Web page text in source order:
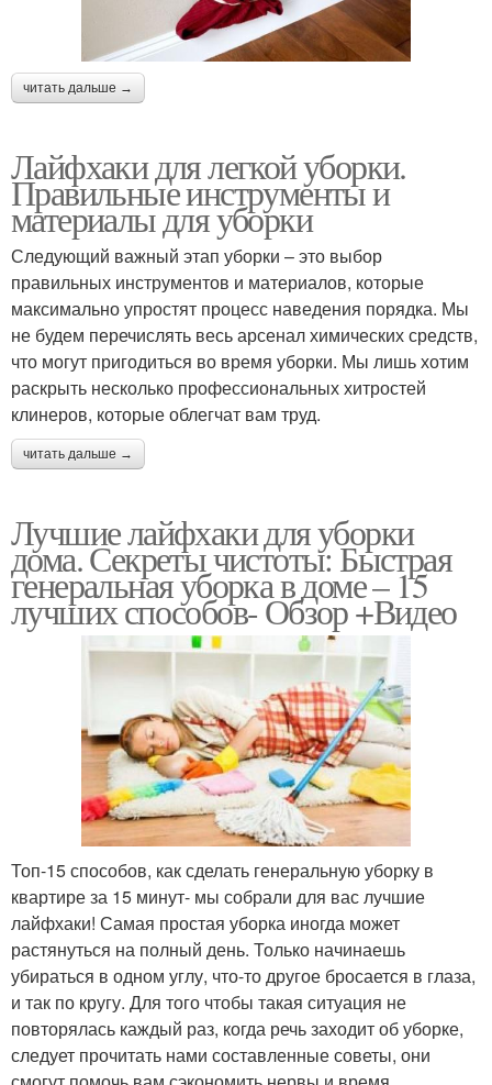
читать дальше →
Лайфхаки для легкой уборки.
Правильные инструменты и
материалы для уборки
Следующий важный этап уборки – это выбор
правильных инструментов и материалов, которые
максимально упростят процесс наведения порядка. Мы
не будем перечислять весь арсенал химических средств,
что могут пригодиться во время уборки. Мы лишь хотим
раскрыть несколько профессиональных хитростей
клинеров, которые облегчат вам труд.
читать дальше →
Лучшие лайфхаки для уборки
дома. Секреты чистоты: Быстрая
генеральная уборка в доме – 15
лучших способов- Обзор +Видео
Топ-15 способов, как сделать генеральную уборку в
квартире за 15 минут- мы собрали для вас лучшие
лайфхаки! Самая простая уборка иногда может
растянуться на полный день. Только начинаешь
убираться в одном углу, что-то другое бросается в глаза,
и так по кругу. Для того чтобы такая ситуация не
повторялась каждый раз, когда речь заходит об уборке,
следует прочитать нами составленные советы, они